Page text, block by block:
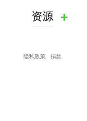
资源
隐私政策 捐款